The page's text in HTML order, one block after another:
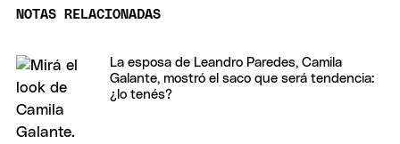
NOTAS RELACIONADAS
La esposa de Leandro Paredes, Camila
Galante, mostró el saco que será tendencia:
¿lo tenés?